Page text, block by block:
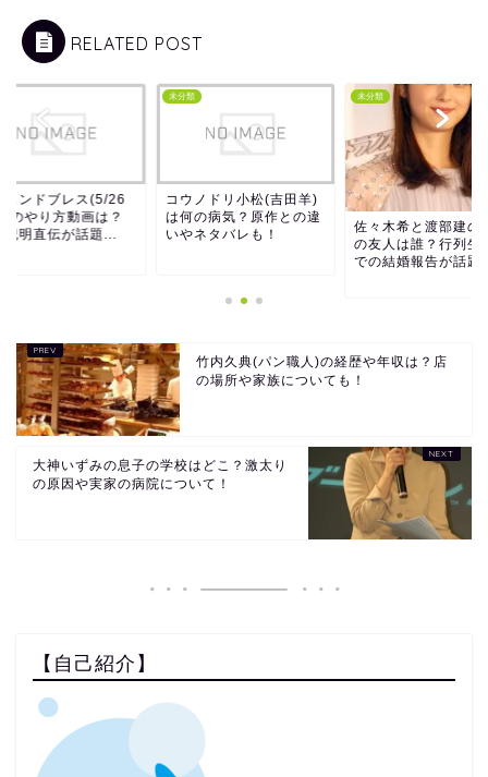
RELATED POST
ェンドブレス(5/26
)のやり方動画は？
紀明直伝が話題...
未分類
コウノドリ小松(吉田羊)
は何の病気？原作との違
いやネタバレも！
未分類
佐々木希と渡部建の
の友人は誰？行列生
での結婚報告が話題
竹内久典(パン職人)の経歴や年収は？店
の場所や家族についても！
大神いずみの息子の学校はどこ？激太り
の原因や実家の病院について！
【自己紹介】